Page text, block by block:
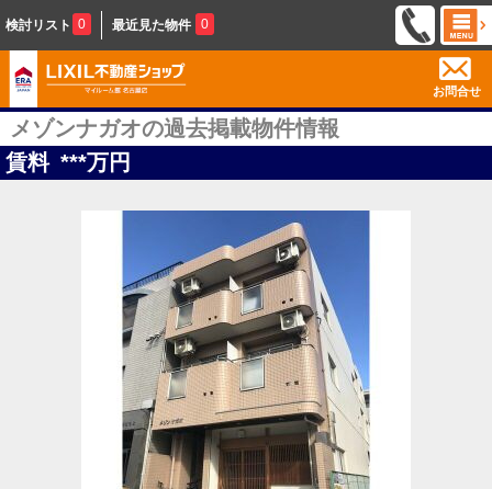
検討リスト 0 最近見た物件 0
お問合せ
メゾンナガオの過去掲載物件情報
賃料 ***万円